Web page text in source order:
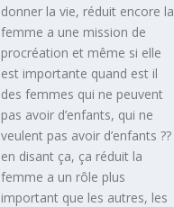
donner la vie, réduit encore la
femme a une mission de
procréation et même si elle
est importante quand est il
des femmes qui ne peuvent
pas avoir d’enfants, qui ne
veulent pas avoir d’enfants ??
en disant ça, ça réduit la
femme a un rôle plus
important que les autres, les